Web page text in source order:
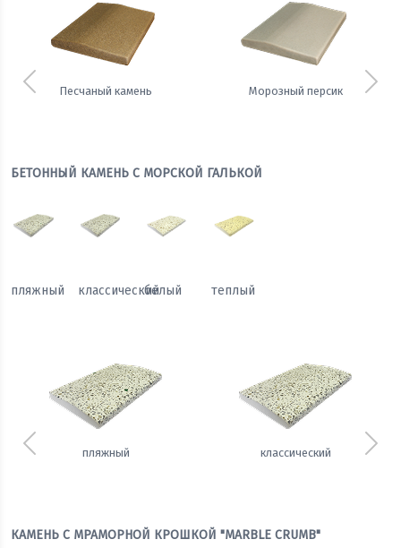
Песчаный камень Морозный персик
Предыдущий
БЕТОННЫЙ КАМЕНЬ С МОРСКОЙ ГАЛЬКОЙ
пляжный классическийбелый теплый
пляжный классический
Предыдущий
КАМЕНЬ С МРАМОРНОЙ КРОШКОЙ "MARBLE CRUMB"